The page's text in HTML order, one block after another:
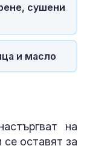
сушени
и масло
на
оставят за